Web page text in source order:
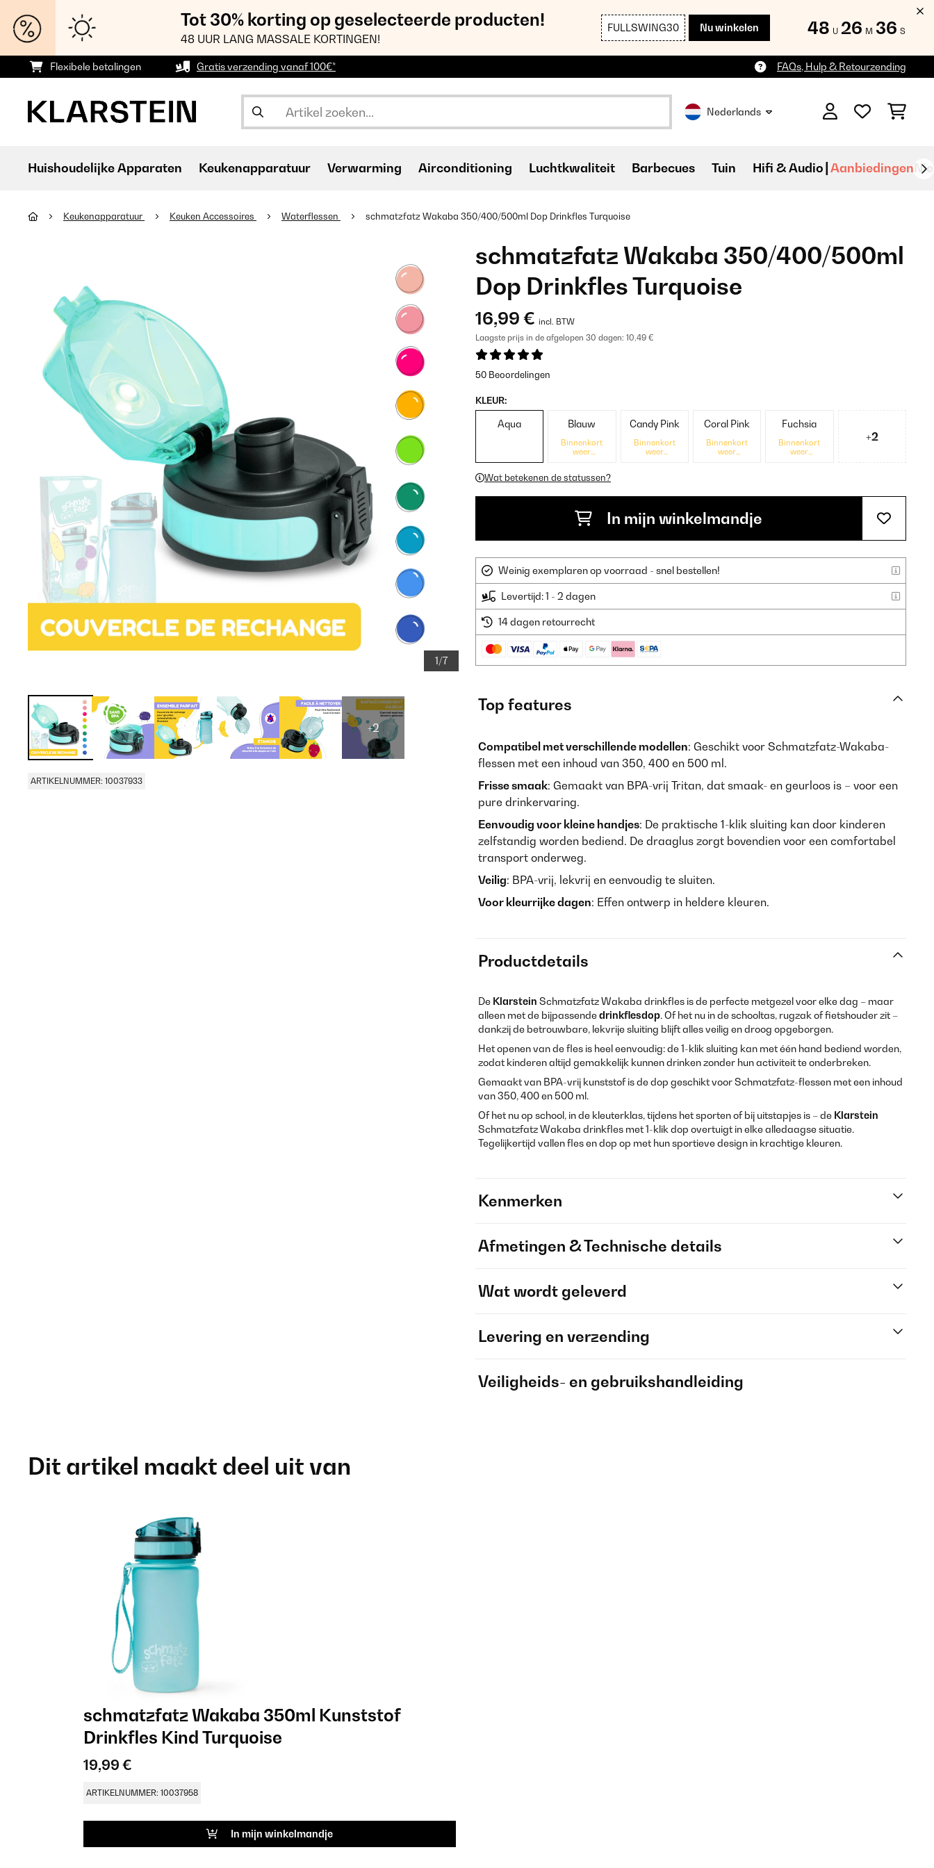
Tot 30% korting op geselecteerde producten!
48 UUR LANG MASSALE KORTINGEN!
FULLSWING30 Nu winkelen 48 U 26 M 35 S
Flexibele betalingen Gratis verzending vanaf 100€* FAQs, Hulp & Retourzending
Nederlands
Huishoudelijke Apparaten Keukenapparatuur Verwarming Airconditioning Luchtkwaliteit Barbecues Tuin Hifi & Audio Aanbiedingen
Keukenapparatuur Keuken Accessoires Waterflessen schmatzfatz Wakaba 350/400/500ml Dop Drinkfles Turquoise
1/7
+2
ARTIKELNUMMER: 10037933
schmatzfatz Wakaba 350/400/500ml
Dop Drinkfles Turquoise
16,99 € incl. BTW
Laagste prijs in de afgelopen 30 dagen: 10,49 €
50 Beoordelingen
KLEUR:
Aqua Blauw
Binnenkort
weer
Candy Pink
Binnenkort
weer
Coral Pink
Binnenkort
weer
Fuchsia
Binnenkort
weer
+2
Wat betekenen de statussen?
In mijn winkelmandje
Weinig exemplaren op voorraad - snel bestellen!
Levertijd: 1 - 2 dagen
14 dagen retourrecht
Top features
Compatibel met verschillende modellen: Geschikt voor Schmatzfatz-Wakaba-
flessen met een inhoud van 350, 400 en 500 ml.
Frisse smaak: Gemaakt van BPA-vrij Tritan, dat smaak- en geurloos is – voor een
pure drinkervaring.
Eenvoudig voor kleine handjes: De praktische 1-klik sluiting kan door kinderen
zelfstandig worden bediend. De draaglus zorgt bovendien voor een comfortabel
transport onderweg.
Veilig: BPA-vrij, lekvrij en eenvoudig te sluiten.
Voor kleurrijke dagen: Effen ontwerp in heldere kleuren.
Productdetails
De Klarstein Schmatzfatz Wakaba drinkfles is de perfecte metgezel voor elke dag – maar
alleen met de bijpassendedrinkflesdop. Of het nu in de schooltas, rugzak of fietshouder zit –
dankzij de betrouwbare, lekvrije sluiting blijft alles veilig en droog opgeborgen.
Het openen van de fles is heel eenvoudig: de 1-klik sluiting kan met één hand bediend worden,
zodat kinderen altijd gemakkelijk kunnen drinken zonder hun activiteit te onderbreken.
Gemaakt van BPA-vrij kunststof is de dop geschikt voor Schmatzfatz-flessen met een inhoud
van 350, 400 en 500 ml.
Of het nu op school, in de kleuterklas, tijdens het sporten of bij uitstapjes is – de Klarstein
Schmatzfatz Wakaba drinkfles met 1-klik dop overtuigt in elke alledaagse situatie.
Tegelijkertijd vallen fles en dop op met hun sportieve design in krachtige kleuren.
Kenmerken
Afmetingen & Technische details
Wat wordt geleverd
Levering en verzending
Veiligheids- en gebruikshandleiding
Dit artikel maakt deel uit van
schmatzfatz Wakaba 350ml Kunststof
Drinkfles Kind Turquoise
19,99 €
ARTIKELNUMMER: 10037958
In mijn winkelmandje